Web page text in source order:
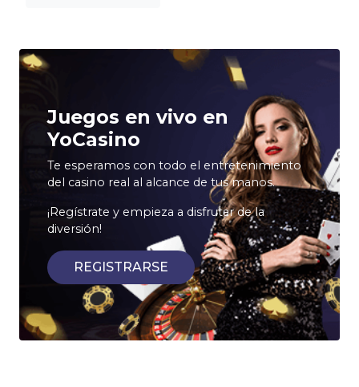
Juegos en vivo en
YoCasino
Te esperamos con todo el entretenimiento
del casino real al alcance de tus manos.
¡Regístrate y empieza a disfrutar de la
diversión!
REGISTRARSE